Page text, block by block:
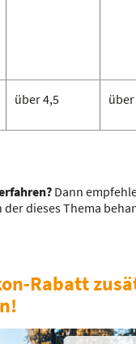
über 4,5
Dann
der dieses Thema
Rabatt